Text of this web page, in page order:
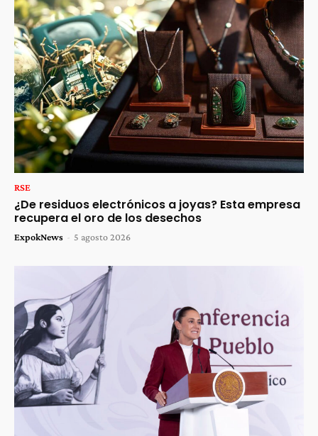
RSE
¿De residuos electrónicos a joyas? Esta empresa
recupera el oro de los desechos
ExpokNews - 5 agosto 2026